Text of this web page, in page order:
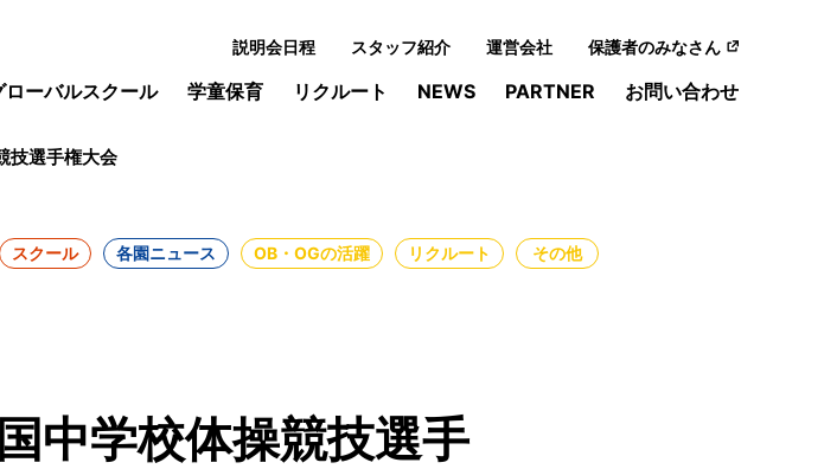
説明会日程 スタッフ紹介 運営会社 保護者のみなさん
ローバルスクール 学童保育 リクルート NEWS PARTNER お問い合わせ
技選手権大会
スクール 各園ニュース OB・OGの活躍 リクルート その他
中学校体操競技選手